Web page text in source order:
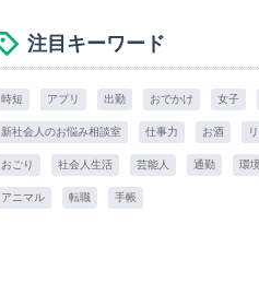
注目キーワード
時短 アプリ 出勤 おでかけ 女子
新社会人のお悩み相談室 仕事力 お酒
おごり 社会人生活 芸能人 通勤 環境
アニマル 転職 手帳